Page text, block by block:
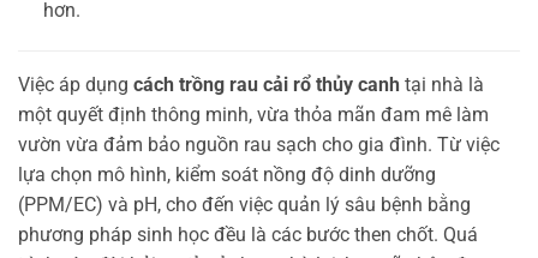
hơn.
Việc áp dụng cách trồng rau cải rổ thủy canh tại nhà là
một quyết định thông minh, vừa thỏa mãn đam mê làm
vườn vừa đảm bảo nguồn rau sạch cho gia đình. Từ việc
lựa chọn mô hình, kiểm soát nồng độ dinh dưỡng
(PPM/EC) và pH, cho đến việc quản lý sâu bệnh bằng
phương pháp sinh học đều là các bước then chốt. Quá